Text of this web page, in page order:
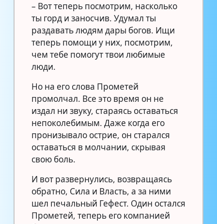
– Вот теперь посмотрим, насколько
ты горд и заносчив. Удумал ты
раздавать людям дары богов. Ищи
теперь помощи у них, посмотрим,
чем тебе помогут твои любимые
люди.
Но на его слова Прометей
промолчал. Все это время он не
издал ни звуку, стараясь оставаться
непоколебимым. Даже когда его
пронизывало острие, он старался
оставаться в молчании, скрывая
свою боль.
И вот развернулись, возвращаясь
обратно, Сила и Власть, а за ними
шел печальный Гефест. Один остался
Прометей, теперь его компанией